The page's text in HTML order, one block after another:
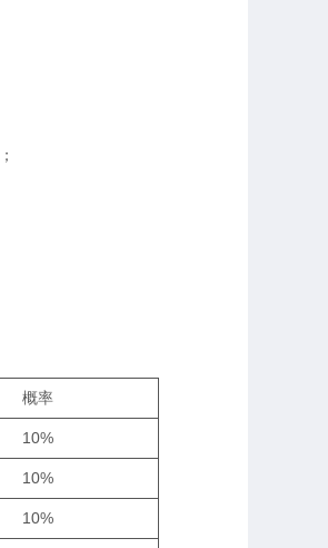
；
概率
10%
10%
10%